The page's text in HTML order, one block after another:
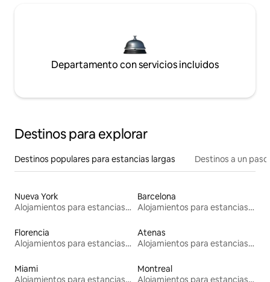
Departamento con servicios incluidos
Destinos para explorar
Destinos populares para estancias largas Destinos a un
Nueva York
Alojamientos para estancias largas
Barcelona
Alojamientos para estancias largas
Florencia
Alojamientos para estancias largas
Atenas
Alojamientos para estancias largas
Miami
Alojamientos para estancias largas
Montreal
Alojamientos para estancias largas